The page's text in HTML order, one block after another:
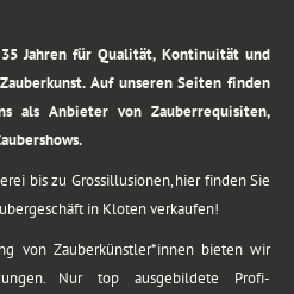
Jahren für Qualität, Kontinuität und
Auf unseren Seiten finden
als Anbieter von Zauberrequisiten,
bis zu Grossillusionen, hier finden Sie
in Kloten verkaufen!
von Zauberkünstler*innen bieten wir
Nur top ausgebildete Profi-